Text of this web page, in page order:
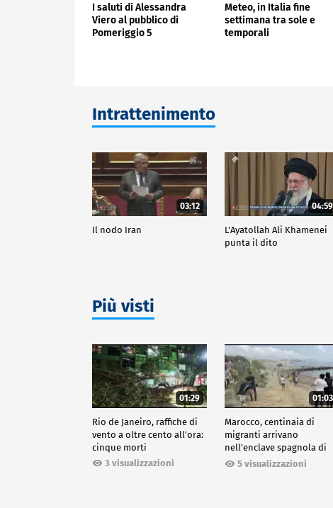
I saluti di Alessandra
Viero al pubblico di
Pomeriggio 5
Meteo, in Italia fine
settimana tra sole e
temporali
Intrattenimento
03:12
Il nodo Iran
04:59
L'Ayatollah Ali Khamenei
punta il dito
Più visti
01:29
Rio de Janeiro, raffiche di
vento a oltre cento all'ora:
cinque morti
3 visualizzazioni
01:03
Marocco, centinaia di
migranti arrivano
nell'enclave spagnola di
Ceuta5 visualizzazioni